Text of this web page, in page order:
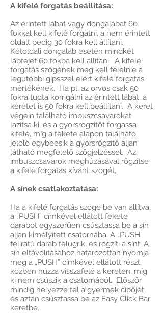
A kifelé forgatás beállítása:
Az érintett lábat vagy dongalábat 60
fokkal kell kifelé forgatni, a nem érintett
oldalt pedig 30 fokra kell állítani.
Kétoldali dongaláb esetén mindkét
lábfejet 60 fokba kell állítani. A kifelé
forgatás szögének meg kell felelnie a
legutóbbi gipsszel elért kifelé forgatás
mértékének. Ha pl. az orvos csak 50
fokra tudta korrigálni az érintett lábat, a
keretet is 50 fokra kell beállítani. A keret
végein található imbuszcsavarokat
lazítsa ki, és a gyorsrögzítőt forgassa
kifelé, míg a fekete alapon található
jelölő egybeesik a gyorsrögzítő alján
látható megfelelő szögjelzéssel. Az
imbuszcsavarok meghúzásával rögzítse
a kifelé forgatás kívánt szögét.
A sínek csatlakoztatása:
Ha a kifelé forgatás szöge be van állítva,
a „PUSH” címkével ellátott fekete
darabot egyszerűen csúsztassa be a sín
alján kimélyített csatornába. A „PUSH”
feliratú darab felugrik, és rögzíti a sínt. A
sín eltávolításához határozottan nyomja
meg a „PUSH” címkével ellátott részt,
közben húzza visszafelé a kereten, míg
ki nem csúszik a csatornából. Először
mindig helyezze fel a gyermek cipőjét,
és aztán csúsztassa be az Easy Click Bar
keretbe.